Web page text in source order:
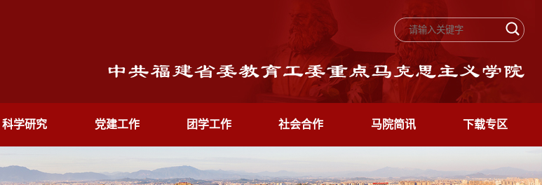
科学研究 党建工作 团学工作 社会合作 马院简讯 下载专区